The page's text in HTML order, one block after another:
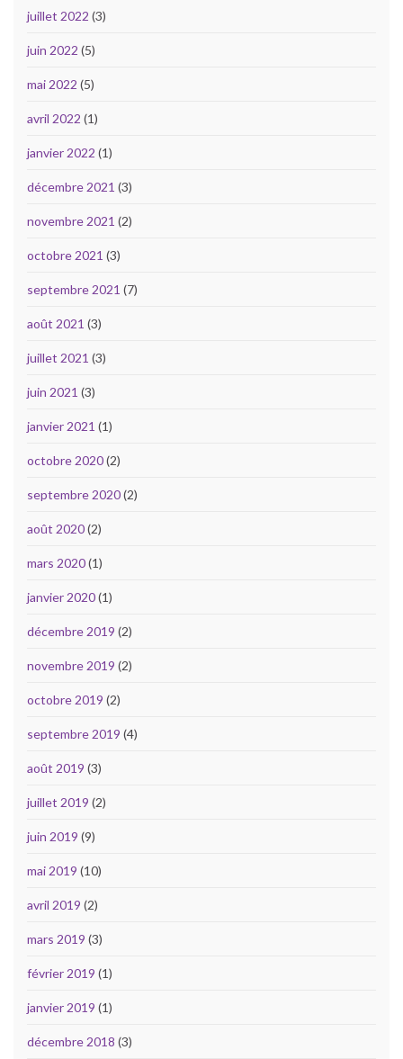
juillet 2022 (3)
juin 2022 (5)
mai 2022 (5)
avril 2022 (1)
janvier 2022 (1)
décembre 2021 (3)
novembre 2021 (2)
octobre 2021 (3)
septembre 2021 (7)
août 2021 (3)
juillet 2021 (3)
juin 2021 (3)
janvier 2021 (1)
octobre 2020(2)
septembre 2020(2)
août 2020(2)
mars 2020(1)
janvier 2020(1)
décembre 2019 (2)
novembre 2019 (2)
octobre 2019 (2)
septembre 2019 (4)
août 2019 (3)
juillet 2019 (2)
juin 2019 (9)
mai 2019 (10)
avril 2019 (2)
mars 2019 (3)
février 2019 (1)
janvier 2019 (1)
décembre 2018 (3)